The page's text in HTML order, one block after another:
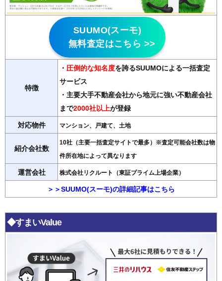
SUUMO(スーモ)
無料査定はこちら >>
特徴
・ 圧倒的な知名度を誇るSUUMOによる一括査定
サービス
・主要大手不動産会社から地元に強い不動産会社
まで2000社以上が登録
対応物件 マンション、戸建て、土地
紹介会社数
10社（主要一括査定サイトで最多）※査定可能会社数は物
件所在地によって異なります
運営会社 株式会社リクルート（東証プライム上場企業）
＞＞SUUMO(スーモ)の詳細記事はこちら
◆すまいValue